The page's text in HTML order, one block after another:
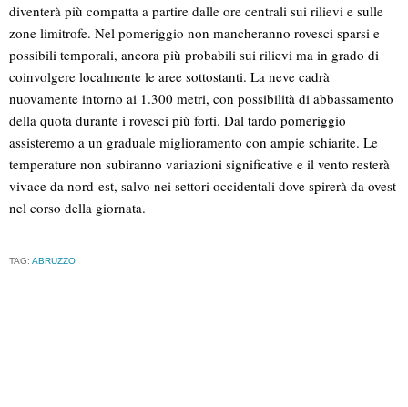
diventerà più compatta a partire dalle ore centrali sui rilievi e sulle
zone limitrofe. Nel pomeriggio non mancheranno rovesci sparsi e
possibili temporali, ancora più probabili sui rilievi ma in grado di
coinvolgere localmente le aree sottostanti. La neve cadrà
nuovamente intorno ai 1.300 metri, con possibilità di abbassamento
della quota durante i rovesci più forti. Dal tardo pomeriggio
assisteremo a un graduale miglioramento con ampie schiarite. Le
temperature non subiranno variazioni significative e il vento resterà
vivace da nord-est, salvo nei settori occidentali dove spirerà da ovest
nel corso della giornata.
TAG: ABRUZZO